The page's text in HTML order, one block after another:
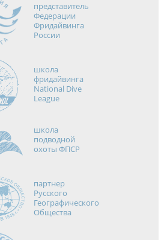
представитель
Федерации
Фридайвинга
России
школа
фридайвинга
National Dive
League
школа
подводной
охоты ФПСР
партнер
Русского
Географического
Общества